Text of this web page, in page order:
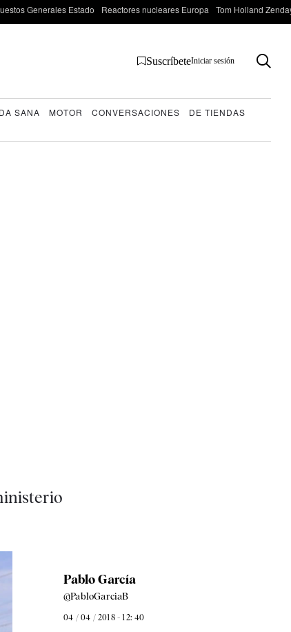
Generales Estado Reactores nucleares Europa Tom Holland
SuscríbeteIniciar sesión
SANA MOTOR CONVERSACIONES
DE TIENDAS
Pablo García
@PabloGarciaB
04 / 04 / 2018 - 12: 40